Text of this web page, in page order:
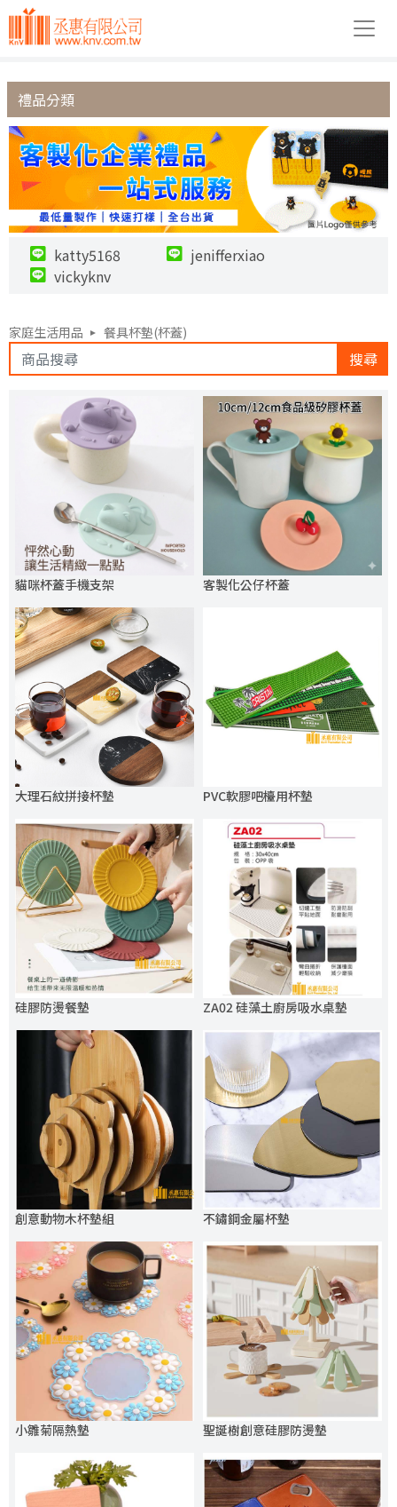
禮品分類
katty5168
jenifferxiao
vickyknv
家庭生活用品 餐具杯墊(杯蓋)
搜尋
貓咪杯蓋手機支架 客製化公仔杯蓋
大理石紋拼接杯墊 PVC軟膠吧檯用杯墊
硅膠防燙餐墊 ZA02 硅藻土廚房吸水桌墊
創意動物木杯墊組 不鏽鋼金屬杯墊
小雛菊隔熱墊 聖誕樹創意硅膠防燙墊